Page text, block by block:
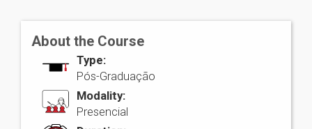
About the Course
Type:
Pós-Graduação
Modality:
Presencial